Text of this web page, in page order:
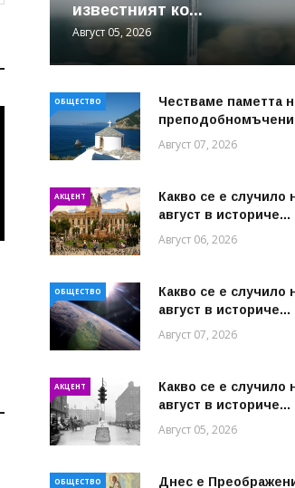
известният ко...
Август 05, 2026
ОБЩЕСТВО
Честваме паметта
Август 07, 2026
АКЦЕНТ
Какво се е случило
август в историче...
Август 06, 2026
ОБЩЕСТВО
Какво се е случило
август в историче...
Август 07, 2026
АКЦЕНТ
Какво се е случило
август в историче...
Август 05, 2026
ОБЩЕСТВО
Днес е